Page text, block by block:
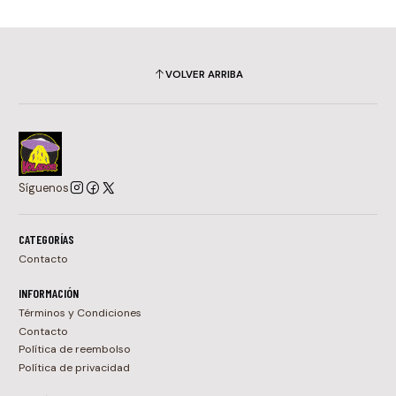
VOLVER ARRIBA
Síguenos
CATEGORÍAS
Contacto
INFORMACIÓN
Términos y Condiciones
Contacto
Política de reembolso
Política de privacidad